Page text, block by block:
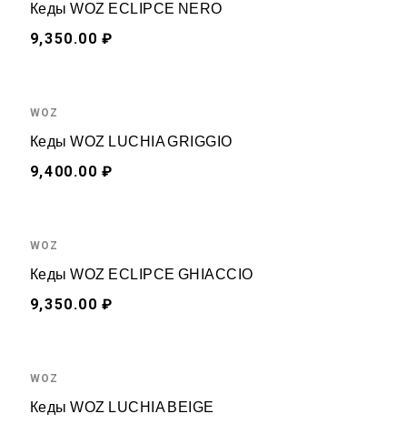
Кеды WOZ ECLIPCE NERO
9,350.00 ₽
WOZ
Кеды WOZ LUCHIA GRIGGIO
9,400.00 ₽
WOZ
Кеды WOZ ECLIPCE GHIACCIO
9,350.00 ₽
WOZ
Кеды WOZ LUCHIA BEIGE